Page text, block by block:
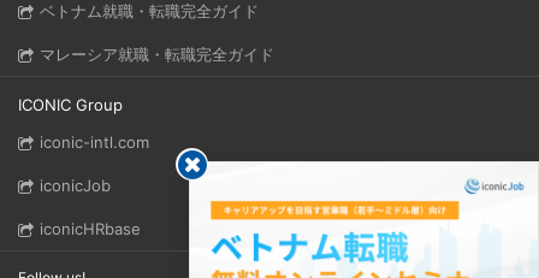
ベトナム就職・転職完全ガイド
マレーシア就職・転職完全ガイド
ICONIC Group
iconic-intl.com
iconicJob
iconicHRbase